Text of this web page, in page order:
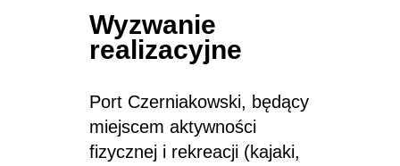
Wyzwanie
realizacyjne
Port Czerniakowski, będący
miejscem aktywności
fizycznej i rekreacji (kajaki,